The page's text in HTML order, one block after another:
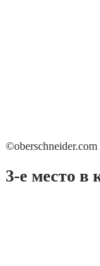
©oberschneider.com
3-е место в